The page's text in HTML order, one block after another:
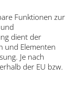
Funktionen zur
dient der
und Elementen
Je nach
der EU bzw.